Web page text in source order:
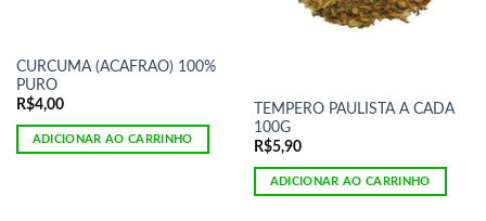
CURCUMA (ACAFRAO) 100%
PURO
R$4,00
ADICIONAR AO CARRINHO
TEMPERO PAULISTA A CADA
100G
R$5,90
ADICIONAR AO CARRINHO